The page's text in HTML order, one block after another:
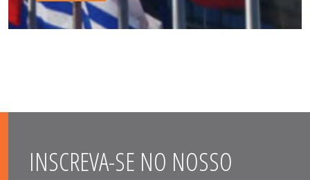
INSCREVA-SE NO NOSSO